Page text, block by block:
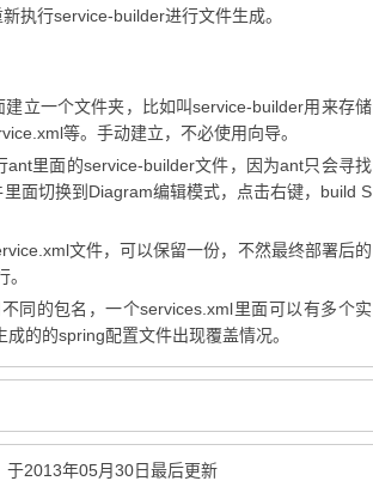
执行service-builder进行文件生成。
立一个文件夹，比如叫service-builder用来存储
等。手动建立，不必使用向导。
里面的service-builder文件，因为ant只会寻找
面切换到Diagram编辑模式，点击右键，build S
文件，可以保留一份，不然最终部署后的
同的包名，一个services.xml里面可以有多个实
的的spring配置文件出现覆盖情况。
于2013年05月30日最后更新